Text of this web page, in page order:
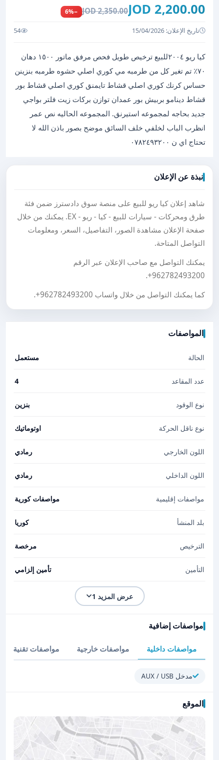
2,200.00 JOD
2,350.00 JOD
−6%
تاريخ الإعلان: 15/04/2026 54
كيا ريو ٢٠٠٤للبيع ترخيص طويل فحص مرفق ماتور ١٥٠٠ دهان
٧٠٪؜ تم تغير كل من طرمبه مي كوري اصلي حشوه طرمبه بنزينن
حساس كرنك كوري اصلي قشاط تايمنق كوري اصلي قشاط بور
قشاط دينامو بربيش بور عمدان توازن بركات زيت فلتر بواجي
جديد بحاجه لمجموعه استيرنق. المجموعه الحاليه نص عمر
انظرب الباب لخلفي خلف السائق موضح بصور باذن الله لا
تحتاج اي ن ٠٧٨٢٤٩٣٢٠٠
نبذة عن الإعلان
شاهد إعلان كيا ريو للبيع على منصة سوق دادسترز ضمن فئة
طرق ومحركات - سيارات للبيع - كيا - ريو - EX. يمكنك من خلال
صفحة الإعلان مشاهدة الصور، التفاصيل، السعر، ومعلومات
التواصل المتاحة.
يمكنك التواصل مع صاحب الإعلان عبر الرقم
+962782493200
.
كما يمكنك التواصل من خلال واتساب +962782493200
.
المواصفات
الحالة مستعمل
عدد المقاعد 4
نوع الوقود بنزين
نوع ناقل الحركة اوتوماتيك
اللون الخارجي رمادي
اللون الداخلي رمادي
مواصفات إقليمية مواصفات كورية
بلد المنشأ كوريا
الترخيص مرخصة
التأمين تأمين إلزامي
عرض المزيد 1
مواصفات إضافية
مواصفات داخلية مواصفات خارجية مواصفات تقنية
مدخل AUX / USB
الموقع